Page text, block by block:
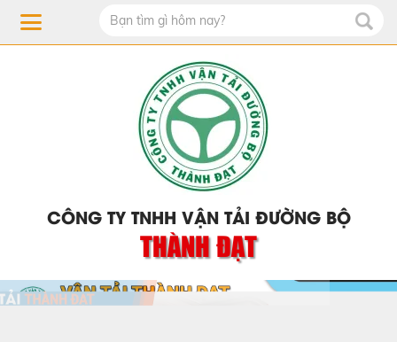
CÔNG TY TNHH VẬN TẢI ĐƯỜNG BỘ
THÀNH ĐẠT